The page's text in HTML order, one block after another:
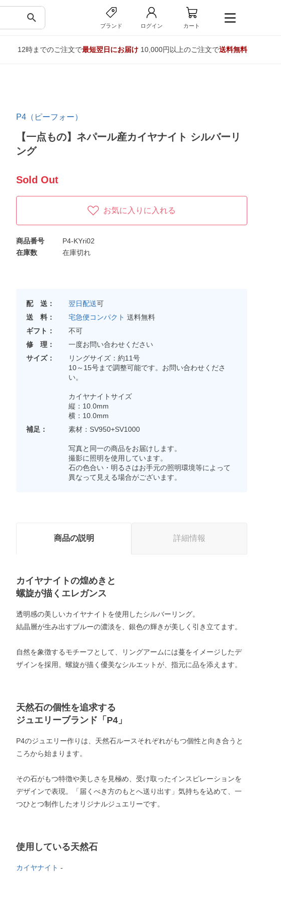
search
ブランド ログイン カート
12時までのご注文で最短翌日にお届け10,000円以上のご注文で送料無料
P4（ピーフォー）
【一点もの】ネパール産カイヤナイト シルバーリ
ング
Sold Out
お気に入りに入れる
商品番号
P4-KYri02
在庫数
在庫切れ
配 送： 翌日配送可
送 料：
宅急便コンパクト 送料無料
ギフト：
不可
修 理：
一度お問い合わせください
サイズ：
リングサイズ：約11号
10～15号まで調整可能です。お問い合わせくださ
い。
カイヤナイトサイズ
縦：10.0mm
横：10.0mm
補足：
素材：SV950+SV1000
写真と同一の商品をお届けします。
撮影に照明を使用しています。
石の色合い・明るさはお手元の照明環境等によって
異なって見える場合がございます。
商品の説明 詳細情報
カイヤナイトの煌めきと
螺旋が描くエレガンス
透明感の美しいカイヤナイトを使用したシルバーリング。
結晶層が生み出すブルーの濃淡を、銀色の輝きが美しく引き立てます。
自然を象徴するモチーフとして、リングアームには蔓をイメージしたデ
ザインを採用。螺旋が描く優美なシルエットが、指元に品を添えます。
天然石の個性を追求する
ジュエリーブランド「P4」
P4のジュエリー作りは、天然石ルースそれぞれがもつ個性と向き合うと
ころから始まります。
その石がもつ特徴や美しさを見極め、受け取ったインスピレーションを
デザインで表現。「届くべき方のもとへ送り出す」気持ちを込めて、一
つひとつ制作したオリジナルジュエリーです。
使用している天然石
カイヤナイト -